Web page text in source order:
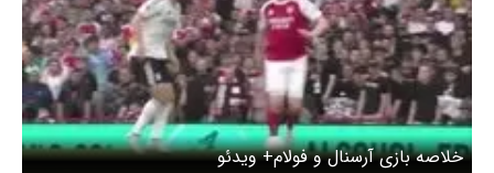
خلاصه بازی آرسنال و فولام+ ویدئو